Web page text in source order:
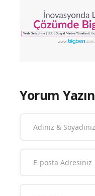
Yorum Yazın